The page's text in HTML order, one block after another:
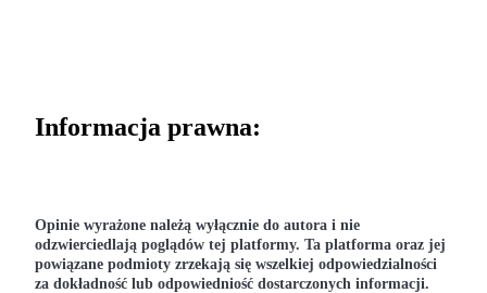
Register & Trade to Win 500,000 USDT
Informacja prawna:
Opinie wyrażone należą wyłącznie do autora i nie
odzwierciedlają poglądów tej platformy. Ta platforma oraz jej
powiązane podmioty zrzekają się wszelkiej odpowiedzialności
za dokładność lub odpowiedniość dostarczonych informacji.